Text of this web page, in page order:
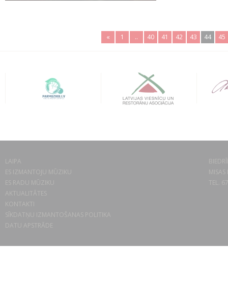
« 1 .. 40 41 42 43 44 45
LAIPA
ES IZMANTOJU MŪZIKU
ES RADU MŪZIKU
AKTUALITĀTES
KONTAKTI
SĪKDATŅU IZMANTOŠANAS POLITIKA
DATU APSTRĀDE
TEL.